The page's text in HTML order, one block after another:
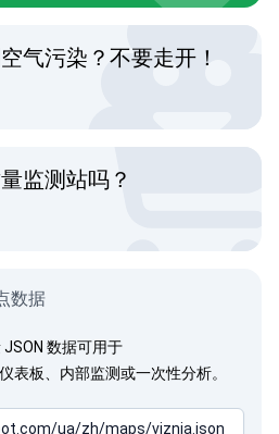
气污染？不要走开！
监测站吗？
数据
数据可用于
板、内部监测或一次性分析。